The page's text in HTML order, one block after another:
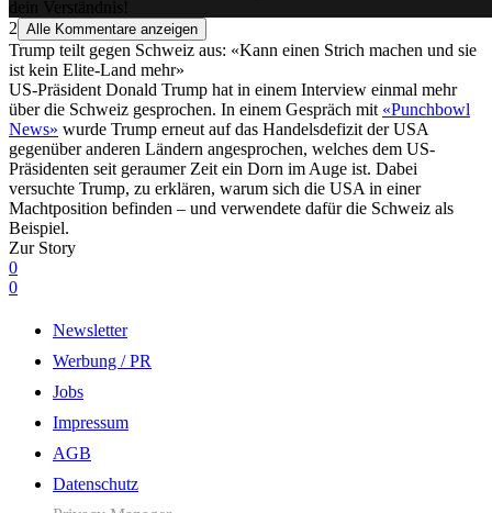
dein Verständnis!
2 Alle Kommentare anzeigen
Trump teilt gegen Schweiz aus: «Kann einen Strich machen und sie
ist kein Elite-Land mehr»
US-Präsident Donald Trump hat in einem Interview einmal mehr
über die Schweiz gesprochen. In einem Gespräch mit «Punchbowl
News» wurde Trump erneut auf das Handelsdefizit der USA
gegenüber anderen Ländern angesprochen, welches dem US-
Präsidenten seit geraumer Zeit ein Dorn im Auge ist. Dabei
versuchte Trump, zu erklären, warum sich die USA in einer
Machtposition befinden – und verwendete dafür die Schweiz als
Beispiel.
Zur Story
0
0
Newsletter
Werbung / PR
Jobs
Impressum
AGB
Datenschutz